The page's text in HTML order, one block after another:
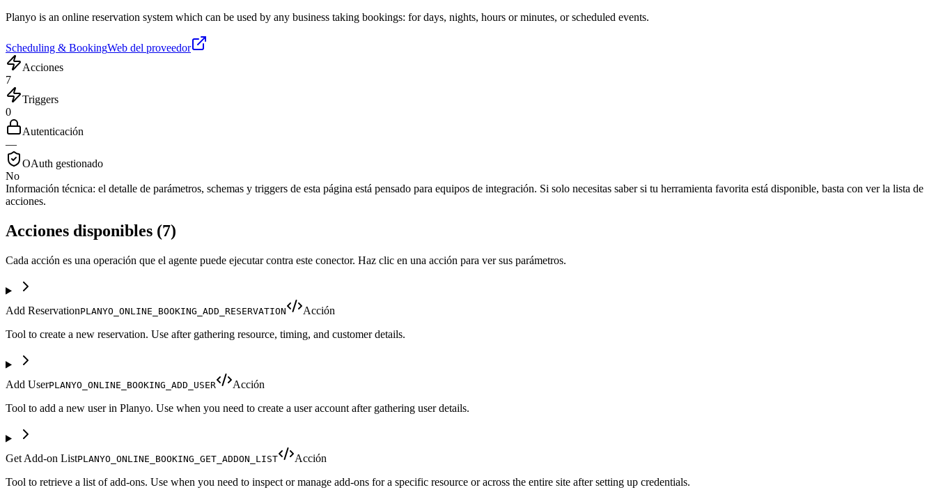
Planyo is an online reservation system which can be used by any business taking bookings: for days, nights, hours or minutes, or scheduled events.
Scheduling & BookingWeb del proveedor
Acciones
7
Triggers
0
Autenticación
—
OAuth gestionado
No
Información técnica: el detalle de parámetros, schemas y triggers de esta página está pensado para equipos de integración. Si solo necesitas saber si tu herramienta favorita está disponible, basta con ver la lista de
acciones.
Acciones disponibles (7)
Cada acción es una operación que el agente puede ejecutar contra este conector. Haz clic en una acción para ver sus parámetros.
Add ReservationPLANYO_ONLINE_BOOKING_ADD_RESERVATION
Acción
Tool to create a new reservation. Use after gathering resource, timing, and customer details.
Add UserPLANYO_ONLINE_BOOKING_ADD_USER
Acción
Tool to add a new user in Planyo. Use when you need to create a user account after gathering user details.
Get Add-on ListPLANYO_ONLINE_BOOKING_GET_ADDON_LIST
Acción
Tool to retrieve a list of add-ons. Use when you need to inspect or manage add-ons for a specific resource or across the entire site after setting up credentials.